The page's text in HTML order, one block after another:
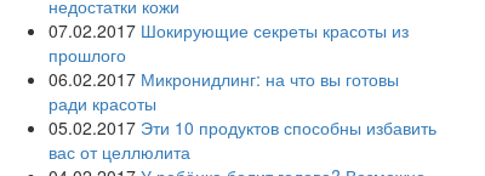
недостатки кожи
07.02.2017 Шокирующие секреты красоты из
прошлого
06.02.2017 Микронидлинг: на что вы готовы
ради красоты
05.02.2017 Эти 10 продуктов способны избавить
вас от целлюлита